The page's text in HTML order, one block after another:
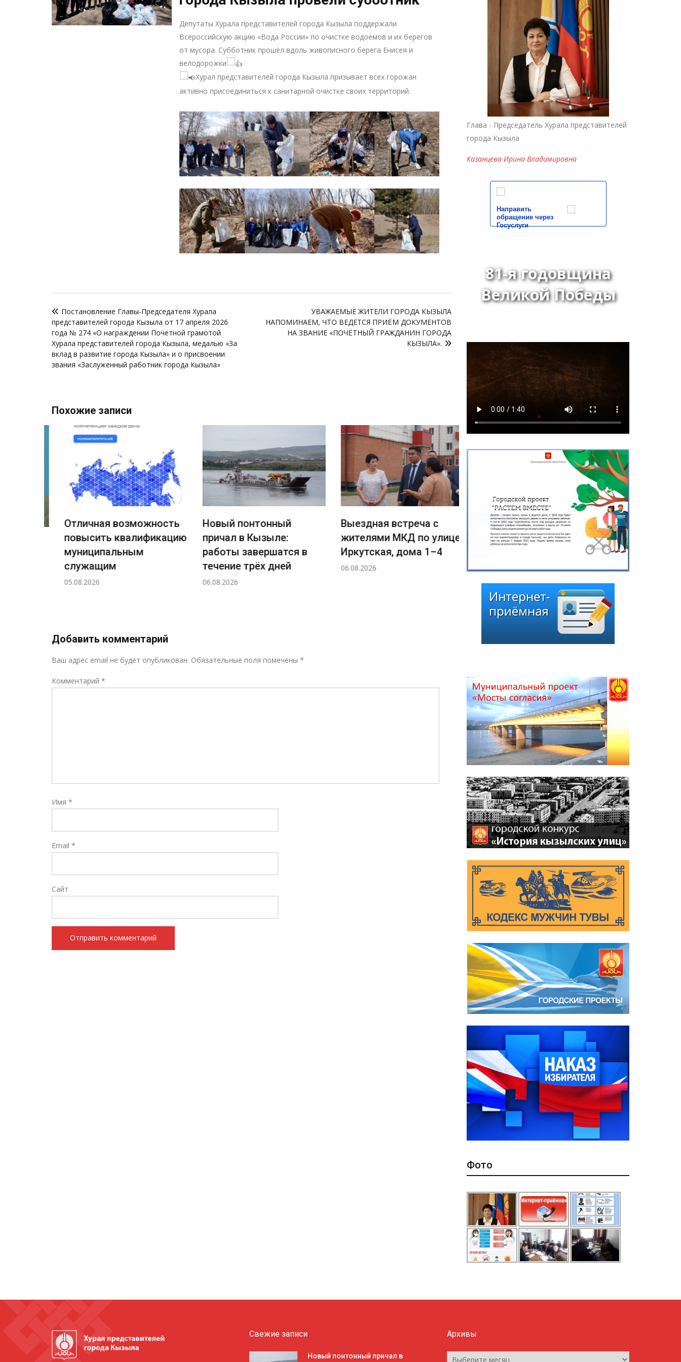
Депутаты Хурала представителей города Кызыла поддержали
Всероссийскую акцию «Вода России» по очистке водоемов и их берегов
от мусора. Субботник прошёл вдоль живописного берега Енисея и
велодорожки
Хурал представителей города Кызыла призывает всех горожан
активно присоединиться к санитарной очистке своих территорий.
по
записям
Постановление Главы-Председателя Хурала
представителей города Кызыла от 17 апреля 2026
года № 274 «О награждении Почетной грамотой
Хурала представителей города Кызыла, медалью «За
вклад в развитие города Кызыла» и о присвоении
звания «Заслуженный работник города Кызыла»
УВАЖАЕМЫЕ ЖИТЕЛИ ГОРОДА КЫЗЫЛА
НАПОМИНАЕМ, ЧТО ВЕДЕТСЯ ПРИЁМ ДОКУМЕНТОВ
НА ЗВАНИЕ «ПОЧЁТНЫЙ ГРАЖДАНИН ГОРОДА
КЫЗЫЛА».
Похожие записи
Отличная возможность
повысить квалификацию
муниципальным
служащим
05.08.2026
Новый понтонный
причал в Кызыле:
работы завершатся в
течение трёх дней
06.08.2026
Выездная встреча с
жителями МКД по улице
Иркутская, дома 1–4
06.08.2026
Глава города Кызыла
Ирина Казанцева
города Кызыла Григория
Чоодуевича Ширшина
05.08.2026
Добавить комментарий
Ваш адрес email не будет опубликован. Обязательные поля помечены *
Комментарий *
Имя *
Email *
Сайт
Глава - Председатель Хурала представителей
города Кызыла
Казанцева Ирина Владимировна
Направить
обращение через
Госуслуги
81-я годовщина
Великой Победы
Фото
Свежие записи
Новый понтонный причал в
Архивы
Архивы